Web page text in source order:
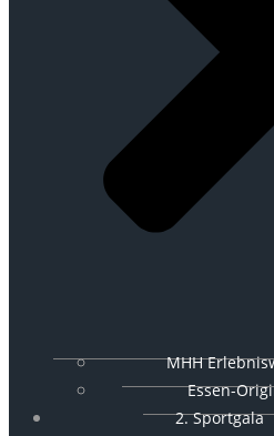
MHH
Essen-
2. Sportgala